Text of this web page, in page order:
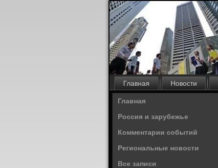
Главная Новости
Главная
Россия и зарубежье
Комментарии событий
Региональные новости
Все записи